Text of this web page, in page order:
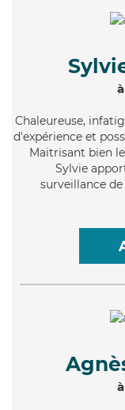
Chaleureuse,
d'expérience et
Maitrisant bien
Sylvie
surveillance